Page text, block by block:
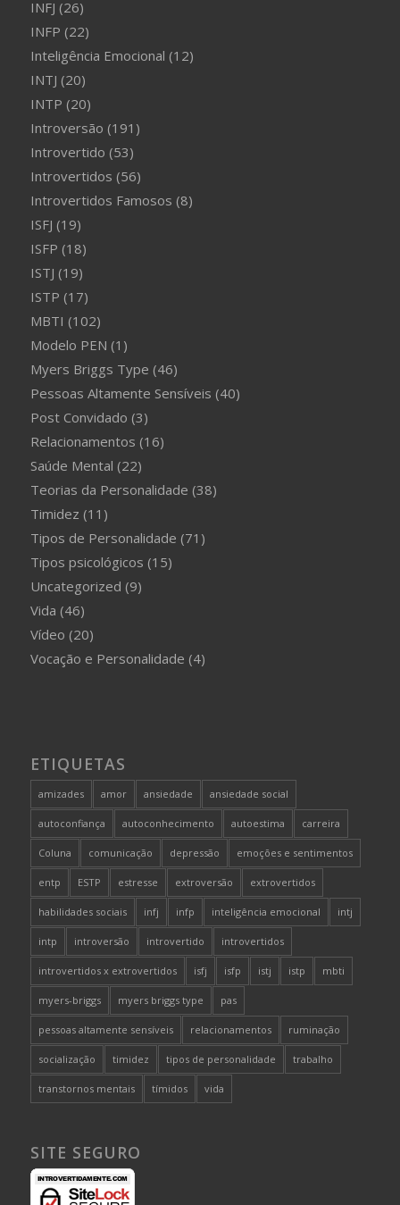
INFJ (26)
INFP (22)
Inteligência Emocional (12)
INTJ (20)
INTP (20)
Introversão (191)
Introvertido (53)
Introvertidos (56)
Introvertidos Famosos (8)
ISFJ (19)
ISFP (18)
ISTJ (19)
ISTP (17)
MBTI (102)
Modelo PEN (1)
Myers Briggs Type (46)
Pessoas Altamente Sensíveis (40)
Post Convidado (3)
Relacionamentos (16)
Saúde Mental (22)
Teorias da Personalidade (38)
Timidez (11)
Tipos de Personalidade (71)
Tipos psicológicos (15)
Uncategorized (9)
Vida (46)
Vídeo (20)
Vocação e Personalidade (4)
ETIQUETAS
amizades amor ansiedade ansiedade social
autoconfiança autoconhecimento autoestima carreira
Coluna comunicação depressão emoções e sentimentos
entp ESTP estresse extroversão extrovertidos
habilidades sociais infj infp inteligência emocional intj
intp introversão introvertido introvertidos
introvertidos x extrovertidos isfj isfp istj istp mbti
myers-briggs myers briggs type pas
pessoas altamente sensíveis relacionamentos ruminação
socialização timidez tipos de personalidade trabalho
transtornos mentais tímidos vida
SITE SEGURO